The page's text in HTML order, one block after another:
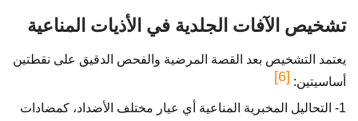
تشخيص الآفات الجلدية في الأذيات المناعية
يعتمد التشخيص بعد القصة المرضية والفحص الدقيق على نقطتين
أساسيتين: [6]
1- التحاليل المخبرية المناعية أي عيار مختلف الأضداد، كمضادات